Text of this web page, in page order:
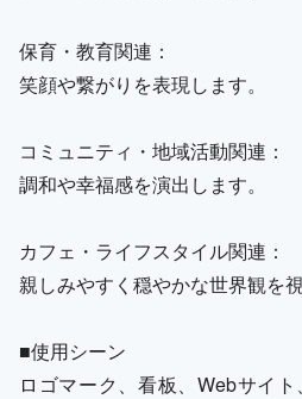
保育・教育関連：
笑顔や繋がりを表現します。
コミュニティ・地域活動関連：
調和や幸福感を演出します。
カフェ・ライフスタイル関連：
親しみやすく穏やかな世界観を
■使用シーン
ロゴマーク、看板、Webサイ